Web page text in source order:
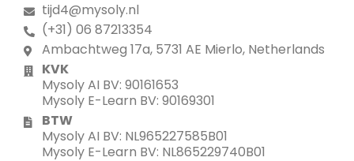
tijd4@mysoly.nl
(+31) 06 87213354
Ambachtweg 17a, 5731 AE Mierlo, Netherlands
KVK
Mysoly AI BV: 90161653
Mysoly E-Learn BV: 90169301
BTW
Mysoly AI BV: NL965227585B01
Mysoly E-Learn BV: NL865229740B01